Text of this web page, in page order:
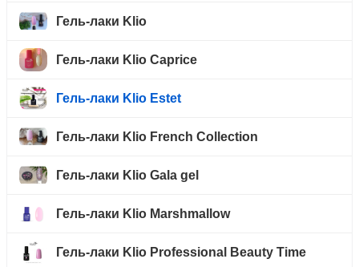
Гель-лаки Klio
Гель-лаки Klio Caprice
Гель-лаки Klio Estet
Гель-лаки Klio French Collection
Гель-лаки Klio Gala gel
Гель-лаки Klio Marshmallow
Гель-лаки Klio Professional Beauty Time